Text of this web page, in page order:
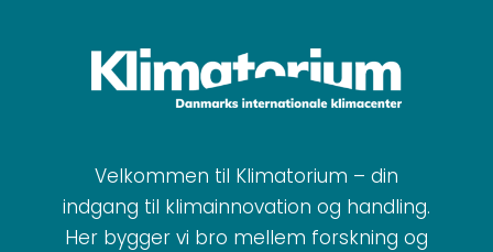
Velkommen til Klimatorium – din
indgang til klimainnovation og handling.
Her bygger vi bro mellem forskning og